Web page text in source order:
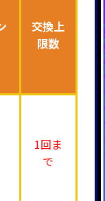
交換上
限数
1回ま
で